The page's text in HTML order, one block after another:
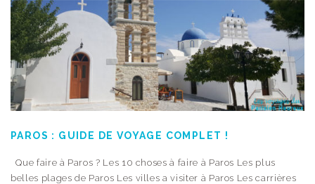
PAROS : GUIDE DE VOYAGE COMPLET !
Que faire à Paros ? Les 10 choses à faire à Paros Les plus
belles plages de Paros Les villes a visiter à Paros Les carrières